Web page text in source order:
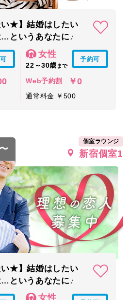
い★】結婚はしたい
というあなたに♪
女性
22～30歳 まで
予約可
Web予約割 ￥0
通常料金 ￥500
個室ラウンジ
新宿個室1
い★】結婚はしたい
というあなたに♪
女性